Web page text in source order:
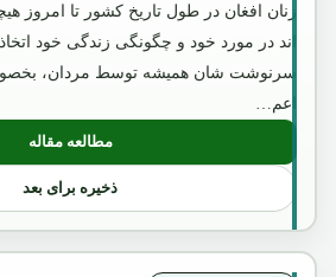
زنان افغان در طول تاریخ کشور تا امروز
اند در مورد خود و چگونگی زندگی خود
سرنوشت شان همیشه توسط مردان،
اعم…
مطالعه مقاله
: امیر
ذخیره برای بعد